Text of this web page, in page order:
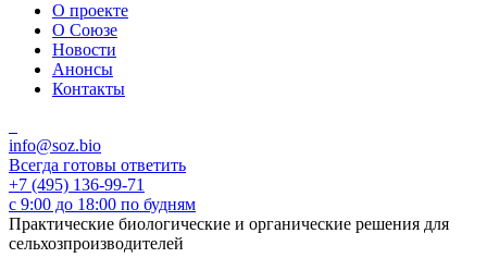
О проекте
О Союзе
Новости
Анонсы
Контакты
info@soz.bio
Всегда готовы ответить
+7 (495) 136-99-71
с 9:00 до 18:00 по будням
Практические биологические и органические решения для
сельхозпроизводителей